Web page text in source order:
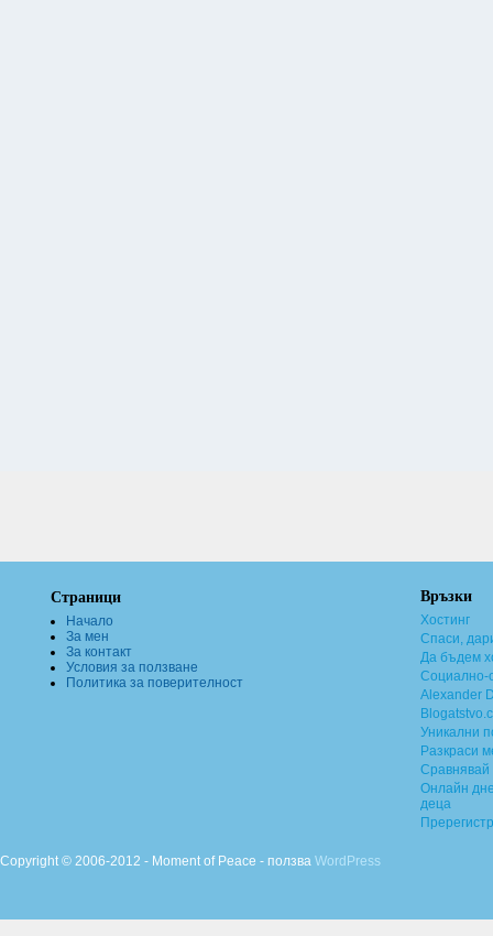
Страници
Начало
За мен
За контакт
Условия за ползване
Политика за поверителност
Връзки
Хостинг
Спаси,
Да бъдем
Социално-
Alexander
Уникални
Разкраси
Сравнявай
Онлайн
деца
Copyright © 2006-2012 - Moment of Peace - ползва WordPress